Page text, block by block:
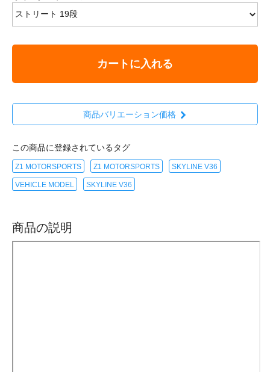
カートに入れる
商品バリエーション価格
この商品に登録されているタグ
Z1 MOTORSPORTS Z1 MOTORSPORTS SKYLINE V36
VEHICLE MODEL SKYLINE V36
商品の説明